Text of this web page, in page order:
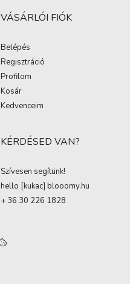
VÁSÁRLÓI FIÓK
Belépés
Regisztráció
Profilom
Kosár
Kedvenceim
KÉRDÉSED VAN?
Szívesen segítünk!
hello [kukac] blooomy.hu
+ 36 30 226 1828